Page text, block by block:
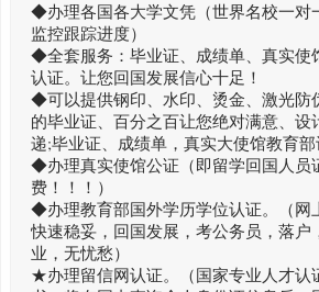
◆办理各国各大学文凭（世界名校一对
监控跟踪进度）
◆全套服务：毕业证、成绩单、真实使
认证。让您回国发展信心十足！
◆可以提供钢印、水印、烫金、激光防
的毕业证、百分之百让您绝对满意、设
递;毕业证、成绩单，真实大使馆教育部
◆办理真实使馆公证（即留学回国人员
费！！！）
◆办理教育部国外学历学位认证。（网
快速稳妥，回国发展，考公务员，落户
业，无忧愁）
★办理留信网认证。（国家专业人才认